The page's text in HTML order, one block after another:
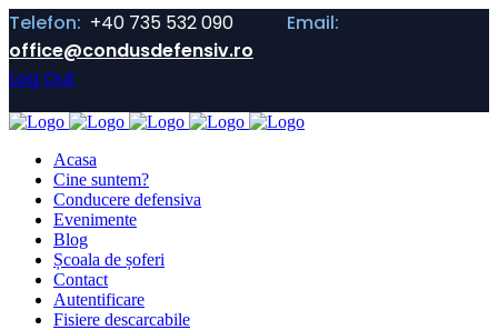
Telefon: +40 735 532 090
Email:
office@condusdefensiv.ro
Log Out
Acasa
Cine suntem?
Conducere defensiva
Evenimente
Blog
Școala de șoferi
Contact
Autentificare
Fisiere descarcabile